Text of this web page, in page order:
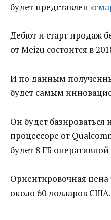
будет представлен
Дебют и старт продаж
от Meizu состоится в
И по данным
будет самым
Он будет
процессоре от
будет 8 ГБ
Ориентировочная цена
около 60 долларов США.